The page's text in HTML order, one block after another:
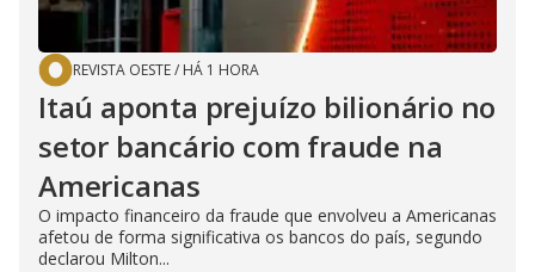
REVISTA OESTE/ HÁ 1 HORA
Itaú aponta prejuízo bilionário no
setor bancário com fraude na
Americanas
O impacto financeiro da fraude que envolveu a Americanas
afetou de forma significativa os bancos do país, segundo
declarou Milton...